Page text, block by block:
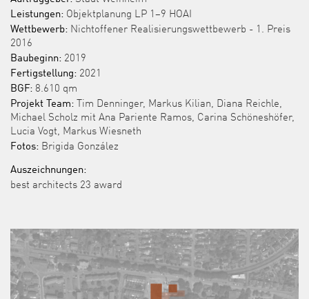
Leistungen: Objektplanung LP 1–9 HOAI
Wettbewerb: Nichtoffener Realisierungswettbewerb - 1. Preis
2016
Baubeginn: 2019
Fertigstellung: 2021
BGF: 8.610 qm
Projekt Team: Tim Denninger, Markus Kilian, Diana Reichle,
Michael Scholz mit Ana Pariente Ramos, Carina Schöneshöfer,
Lucia Vogt, Markus Wiesneth
Fotos: Brigida González
Auszeichnungen:
best architects 23 award